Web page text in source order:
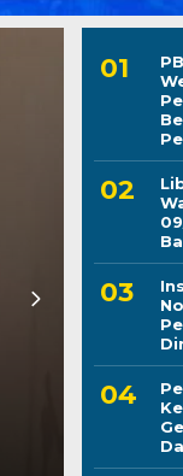
Kamis,